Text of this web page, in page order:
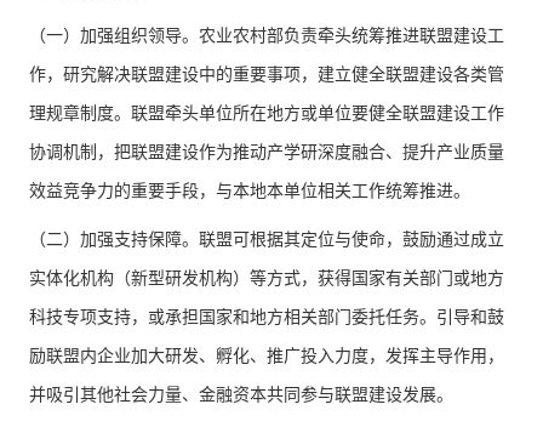
（一）加强组织领导。农业农村部负责牵头统筹推进联盟建设工
作，研究解决联盟建设中的重要事项，建立健全联盟建设各类管
理规章制度。联盟牵头单位所在地方或单位要健全联盟建设工作
协调机制，把联盟建设作为推动产学研深度融合、提升产业质量
效益竞争力的重要手段，与本地本单位相关工作统筹推进。
（二）加强支持保障。联盟可根据其定位与使命，鼓励通过成立
实体化机构（新型研发机构）等方式，获得国家有关部门或地方
科技专项支持，或承担国家和地方相关部门委托任务。引导和鼓
励联盟内企业加大研发、孵化、推广投入力度，发挥主导作用，
并吸引其他社会力量、金融资本共同参与联盟建设发展。